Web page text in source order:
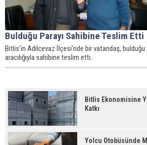
Bulduğu Parayı Sahibine Teslim Etti
Bitlis’in Adilcevaz İlçesi’nde bir vatandaş, bulduğu
aracılığıyla sahibine teslim etti.
Bitlis Ekonomisine
Katkı
Yolcu Otobüsünde